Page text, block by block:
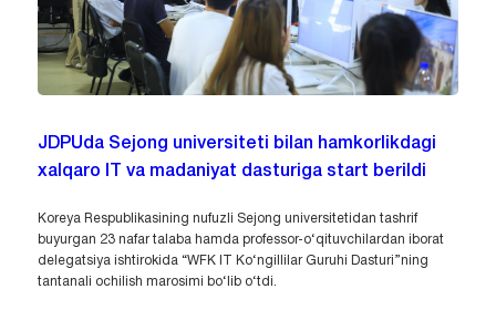
JDPUda Sejong universiteti bilan hamkorlikdagi
xalqaro IT va madaniyat dasturiga start berildi
Koreya Respublikasining nufuzli Sejong universitetidan tashrif
buyurgan 23 nafar talaba hamda professor-o‘qituvchilardan iborat
delegatsiya ishtirokida “WFK IT Ko‘ngillilar Guruhi Dasturi”ning
tantanali ochilish marosimi bo‘lib o‘tdi.